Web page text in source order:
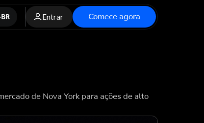
Entrar Comece agora
de Nova York para ações de alto